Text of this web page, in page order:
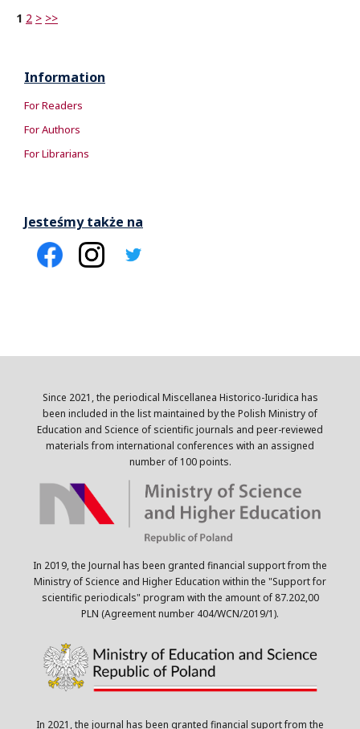
1 2 > >>
Information
For Readers
For Authors
For Librarians
Jesteśmy także na
Since 2021, the periodical Miscellanea Historico-Iuridica has
been included in the list maintained by the Polish Ministry of
Education and Science of scientific journals and peer-reviewed
materials from international conferences with an assigned
number of 100 points.
In 2019, the Journal has been granted financial support from the
Ministry of Science and Higher Education within the "Support for
scientific periodicals" program with the amount of 87.202,00
PLN (Agreement number 404/WCN/2019/1).
In 2021, the journal has been granted financial suport from the